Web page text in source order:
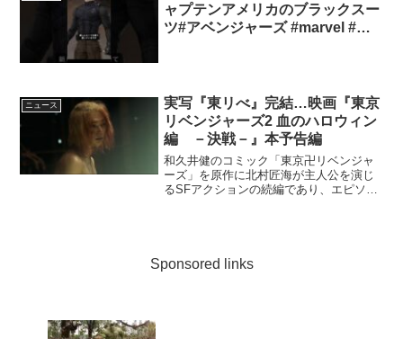
ャプテンアメリカのブラックスー
ツ#アベンジャーズ #marvel #ア
ニュース
実写『東リべ』完結…映画『東京
リベンジャーズ2 血のハロウィン
編 －決戦－』本予告編
和久井健のコミック「東京卍リベンジャ
ーズ」を原作に北村匠海が主人公を演じ
るSFアクションの続編であり、エピソー
Sponsored links